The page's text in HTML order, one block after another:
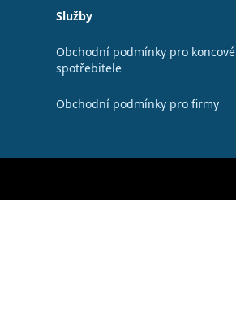
Služby
Obchodní podmínky pro koncové
spotřebitele
Obchodní podmínky pro firmy